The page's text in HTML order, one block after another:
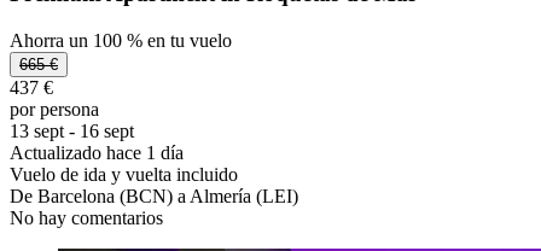
Ahorra un 100 % en tu vuelo
665 €
437 €
por persona
13 sept - 16 sept
Actualizado hace 1 día
Vuelo de ida y vuelta incluido
De Barcelona (BCN) a Almería (LEI)
No hay comentarios